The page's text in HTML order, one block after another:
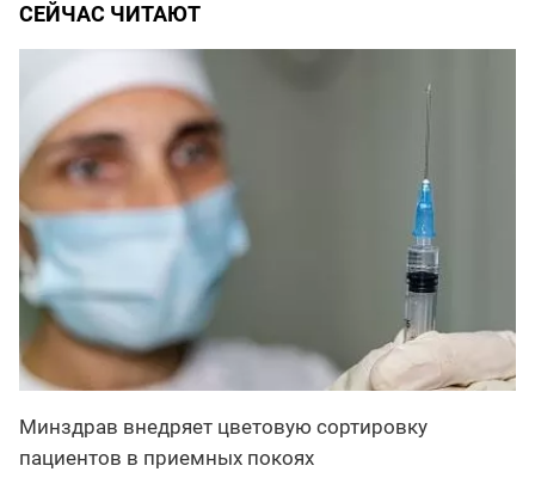
СЕЙЧАС ЧИТАЮТ
Минздрав внедряет цветовую сортировку
пациентов в приемных покоях